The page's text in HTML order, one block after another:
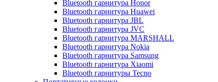
Bluetooth гарнитура Honor
Bluetooth гарнитура Huawei
Bluetooth гарнитура JBL
Bluetooth гарнитура JVC
Bluetooth гарнитура MARSHALL
Bluetooth гарнитура Nokia
Bluetooth гарнитура Samsung
Bluetooth гарнитура Xiaomi
Bluetooth гарнитуры Tecno